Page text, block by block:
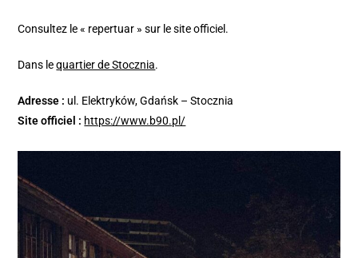
Consultez le « repertuar » sur le site officiel.
Dans lequartier de Stocznia.
Adresse : ul. Elektryków, Gdańsk – Stocznia
Site officiel : https://www.b90.pl/